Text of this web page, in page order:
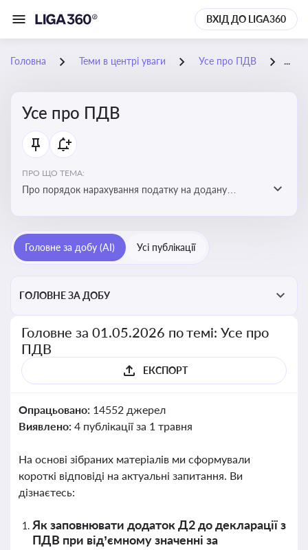
ВХІД ДО LIGA360
Головна Теми в центрі уваги Усе про ПДВ 01-
Усе про ПДВ
ПРО ЩО ТЕМА:
Про порядок нарахування податку на додану
економіку
Головне за добу (AI) Усі публікації
ГОЛОВНЕ ЗА ДОБУ
Головне за 01.05.2026 по темі: Усе про
ПДВ
ЕКСПОРТ
Опрацьовано: 14552 джерел
Виявлено: 4 публікації за 1 травня
На основі зібраних матеріалів ми сформували
короткі відповіді на актуальні запитання. Ви
дізнаєтесь:
Як заповнювати додаток Д2 до декларації з
ПДВ при від’ємному значенні за